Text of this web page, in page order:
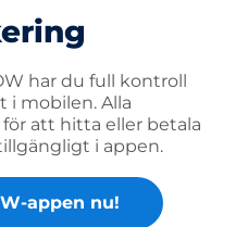
har du full kontroll
i mobilen. Alla
att hitta eller betala
i appen.
appen nu!